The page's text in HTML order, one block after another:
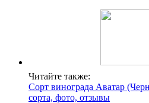
Читайте также:
Сорт винограда Аватар
сорта, фото, отзывы